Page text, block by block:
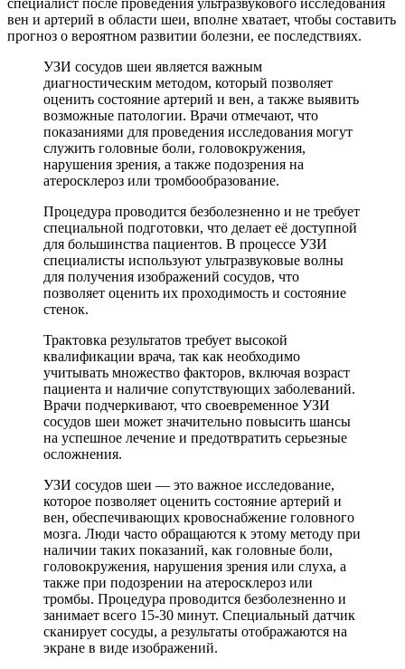
вен и артерий в области шеи, вполне хватает, чтобы составить
прогноз о вероятном развитии болезни, ее последствиях.
УЗИ сосудов шеи является важным
диагностическим методом, который позволяет
оценить состояние артерий и вен, а также выявить
возможные патологии. Врачи отмечают, что
показаниями для проведения исследования могут
служить головные боли, головокружения,
нарушения зрения, а также подозрения на
атеросклероз или тромбообразование.
Процедура проводится безболезненно и не требует
специальной подготовки, что делает её доступной
для большинства пациентов. В процессе УЗИ
специалисты используют ультразвуковые волны
для получения изображений сосудов, что
позволяет оценить их проходимость и состояние
стенок.
Трактовка результатов требует высокой
квалификации врача, так как необходимо
учитывать множество факторов, включая возраст
пациента и наличие сопутствующих заболеваний.
Врачи подчеркивают, что своевременное УЗИ
сосудов шеи может значительно повысить шансы
на успешное лечение и предотвратить серьезные
осложнения.
УЗИ сосудов шеи — это важное исследование,
которое позволяет оценить состояние артерий и
вен, обеспечивающих кровоснабжение головного
мозга. Люди часто обращаются к этому методу при
наличии таких показаний, как головные боли,
головокружения, нарушения зрения или слуха, а
также при подозрении на атеросклероз или
тромбы. Процедура проводится безболезненно и
занимает всего 15-30 минут. Специальный датчик
сканирует сосуды, а результаты отображаются на
экране в виде изображений.